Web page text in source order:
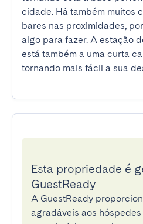
cidade. Há também muitos
bares nas proximidades,
algo para fazer. A estação
está também a uma curta
tornando mais fácil a sua
Esta propriedade é
GuestReady
A GuestReady
agradáveis aos hóspedes